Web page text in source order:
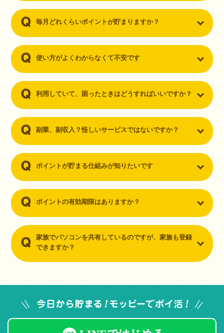
毎月どれくらいポイントが貯まりますか？
使い方がよくわからなくて不安です
利用していて、困ったときはどうすればいいですか？
副業、副収入？怪しいサービスではないですか？
ポイントが貯まる仕組みが知りたいです
ポイントの有効期限はありますか？
家族でパソコンを共有しているのですが、家族も登録
できますか？